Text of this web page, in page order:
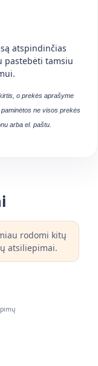
atspindinčias
pastebėti tamsiu
o prekės aprašyme
ne visos prekės
arba el. paštu.
rodomi kitų
atsiliepimai.